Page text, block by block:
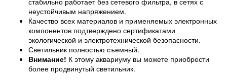
неустойчивым напряжением.
Качество всех материалов и применяемых электронных
компонентов подтверждено сертификатами
экологической и электротехнической безопасности.
Светильник полностью съемный.
Внимание! К этому аквариуму вы можете приобрести
более продвинутый светильник.